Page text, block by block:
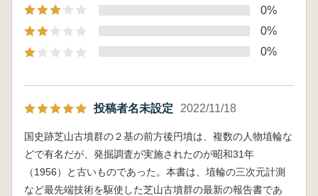
0%
0%
0%
投稿者名未設定 2022/11/18
国史跡芝山古墳群の２基の前方後円墳は、複数の人物埴輪な
どで有名だが、発掘調査が実施されたのが昭和31年
（1956）と古いものであった。本書は、埴輪の三次元計測
など最先端技術を駆使した芝山古墳群の最新の報告書であ